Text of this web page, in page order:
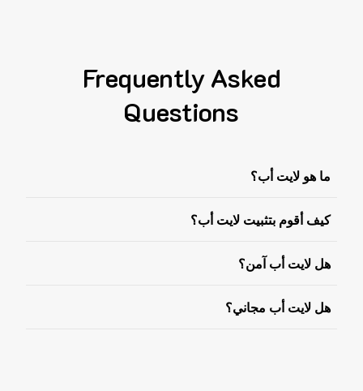
Frequently Asked
Questions
ما هو لايت أب؟
كيف أقوم بتثبيت لايت أب؟
هل لايت أب آمن؟
هل لايت أب مجاني؟